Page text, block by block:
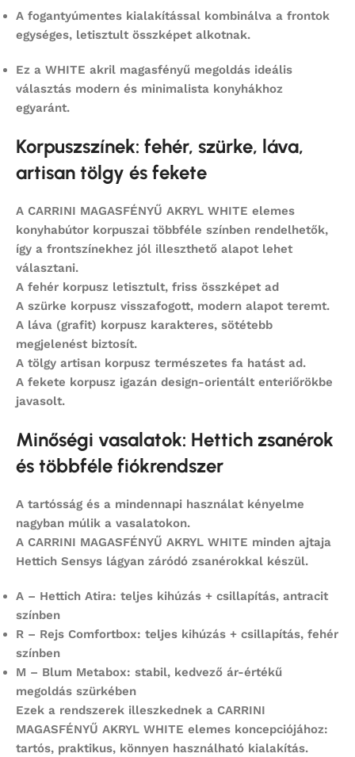
A fogantyúmentes kialakítással kombinálva a frontok
egységes, letisztult összképet alkotnak.
Ez a WHITE akril magasfényű megoldás ideális
választás modern és minimalista konyhákhoz
egyaránt.
Korpuszszínek: fehér, szürke, láva,
artisan tölgy és fekete
A CARRINI MAGASFÉNYŰ AKRYL WHITE elemes
konyhabútor korpuszai többféle színben rendelhetők,
így a frontszínekhez jól illeszthető alapot lehet
választani.
A fehér korpusz letisztult, friss összképet ad
A szürke korpusz visszafogott, modern alapot teremt.
A láva (grafit) korpusz karakteres, sötétebb
megjelenést biztosít.
A tölgy artisan korpusz természetes fa hatást ad.
A fekete korpusz igazán design-orientált enteriőrökbe
javasolt.
Minőségi vasalatok: Hettich zsanérok
és többféle fiókrendszer
A tartósság és a mindennapi használat kényelme
nagyban múlik a vasalatokon.
A CARRINI MAGASFÉNYŰ AKRYL WHITE minden ajtaja
Hettich Sensys lágyan záródó zsanérokkal készül.
A – Hettich Atira: teljes kihúzás + csillapítás, antracit
színben
R – Rejs Comfortbox: teljes kihúzás + csillapítás, fehér
színben
M – Blum Metabox: stabil, kedvező ár-értékű
megoldás szürkében
Ezek a rendszerek illeszkednek a CARRINI
MAGASFÉNYŰ AKRYL WHITE elemes koncepciójához:
tartós, praktikus, könnyen használható kialakítás.